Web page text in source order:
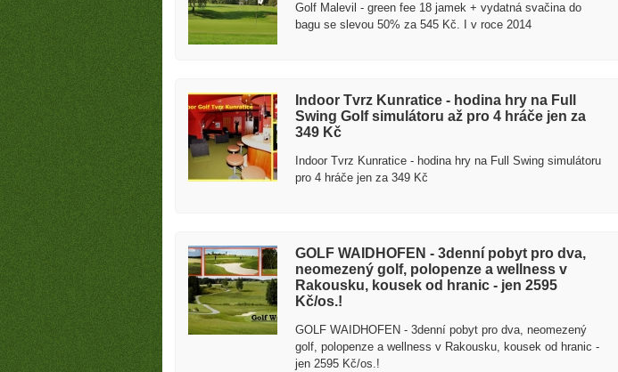
Golf Malevil - green fee 18 jamek + vydatná svačina do
bagu se slevou 50% za 545 Kč. I v roce 2014
Indoor Tvrz Kunratice - hodina hry na Full
Swing Golf simulátoru až pro 4 hráče jen za
349 Kč
Indoor Tvrz Kunratice - hodina hry na Full Swing simulátoru
pro 4 hráče jen za 349 Kč
GOLF WAIDHOFEN - 3denní pobyt pro dva,
neomezený golf, polopenze a wellness v
Rakousku, kousek od hranic - jen 2595
Kč/os.!
GOLF WAIDHOFEN - 3denní pobyt pro dva, neomezený
golf, polopenze a wellness v Rakousku, kousek od hranic -
jen 2595 Kč/os.!